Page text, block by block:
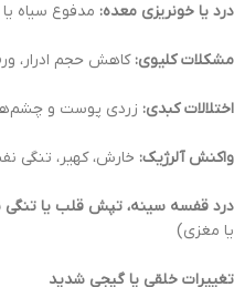
درد یا خونریزی معده: مدفوع سیاه
مشکلات کلیوی: کاهش حجم ادرار،
اختلالات کبدی: زردی پوست و چشم‌ها،
واکنش آلرژیک: خارش، کهیر، تنگی
درد قفسه سینه، تپش قلب یا تنگی
یا مغزی)
تغییرات خلقی یا گیجی شدید